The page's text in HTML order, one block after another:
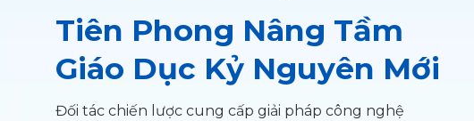
Tiên Phong Nâng Tầm
Giáo Dục Kỷ Nguyên Mới
Đối tác chiến lược cung cấp giải pháp công nghệ